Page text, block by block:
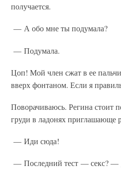
получается.
— А обо мне ты подумала?
— Подумала.
Цоп! Мой член сжат в ее
вверх фонтаном. Если я
Поворачиваюсь. Регина стоит
груди в ладонях приглашающе
— Иди сюда!
— Последний тест — секс? —